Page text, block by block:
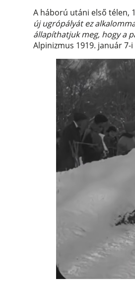
A háború utáni első télen,
új ugrópályát ez
állapíthatjuk meg, hogy a
Alpinizmus 1919. január 7-